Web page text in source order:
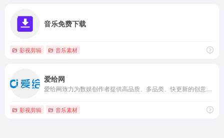
音乐免费下载
影视剪辑 音乐素材
爱给网
影视剪辑 音乐素材